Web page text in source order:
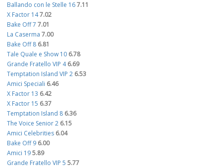
Ballando con le Stelle 167.11
X Factor 147.02
Bake Off 7 7.01
La Caserma 7.00
Bake Off 8 6.81
Tale Quale e Show 10 6.78
Grande Fratello VIP 4 6.69
Temptation Island VIP 2 6.53
Amici Speciali 6.46
X Factor 13 6.42
X Factor 15 6.37
Temptation Island 8 6.36
The Voice Senior 2 6.15
Amici Celebrities 6.04
Bake Off 9 6.00
Amici 195.89
Grande Fratello VIP 5 5.77